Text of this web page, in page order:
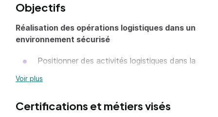
Objectifs
Réalisation des opérations logistiques dans un
environnement sécurisé
Positionner des activités logistiques dans la
le cadre de la prévention des risques et des
Voir plus
Certifications et métiers visés